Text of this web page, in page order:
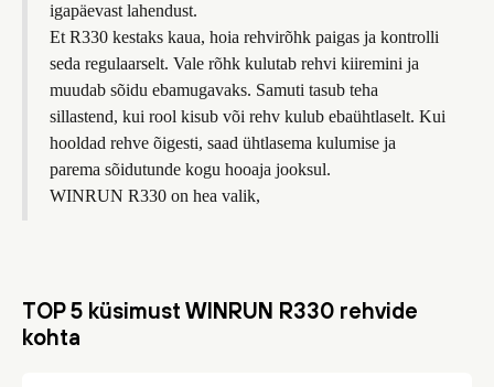
igapäevast lahendust.
Et R330 kestaks kaua, hoia rehvirõhk paigas ja kontrolli
seda regulaarselt. Vale rõhk kulutab rehvi kiiremini ja
muudab sõidu ebamugavaks. Samuti tasub teha
sillastend, kui rool kisub või rehv kulub ebaühtlaselt. Kui
hooldad rehve õigesti, saad ühtlasema kulumise ja
parema sõidutunde kogu hooaja jooksul.
WINRUN R330 on hea valik,
TOP 5 küsimust WINRUN R330 rehvide
kohta